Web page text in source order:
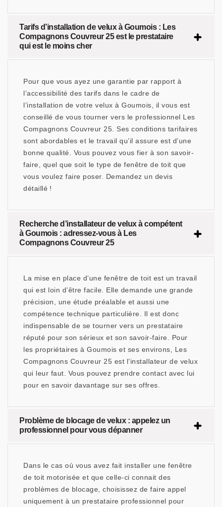
Tarifs d’installation de velux à Goumois : Les
Compagnons Couvreur 25 est le prestataire
qui est le moins cher
Pour que vous ayez une garantie par rapport à
l’accessibilité des tarifs dans le cadre de
l’installation de votre velux à Goumois, il vous est
conseillé de vous tourner vers le professionnel Les
Compagnons Couvreur 25. Ses conditions tarifaires
sont abordables et le travail qu’il assure est d’une
bonne qualité. Vous pouvez vous fier à son savoir-
faire, quel que soit le type de fenêtre de toit que
vous voulez faire poser. Demandez un devis
détaillé !
Recherche d’installateur de velux à compétent
à Goumois : adressez-vous à Les
Compagnons Couvreur 25
La mise en place d’une fenêtre de toit est un travail
qui est loin d’être facile. Elle demande une grande
précision, une étude préalable et aussi une
compétence technique particulière. Il est donc
indispensable de se tourner vers un prestataire
réputé pour son sérieux et son savoir-faire. Pour
les propriétaires à Goumois et ses environs, Les
Compagnons Couvreur 25 est l’installateur de velux
qui leur faut. Vous pouvez prendre contact avec lui
pour en savoir davantage sur ses offres.
Problème de blocage de velux : appelez un
professionnel pour vous dépanner
Dans le cas où vous avez fait installer une fenêtre
de toit motorisée et que celle-ci connait des
problèmes de blocage, choisissez de faire appel
uniquement à un prestataire professionnel pour